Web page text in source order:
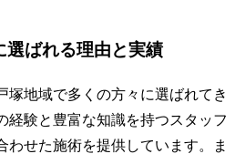
選ばれる理由と実績
塚地域で多くの方々に選ばれてき
経験と豊富な知識を持つスタッフ
わせた施術を提供しています。ま